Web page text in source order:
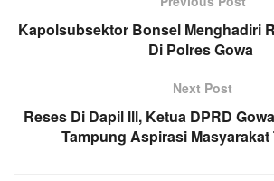
Kapolsubsektor Bonsel Menghadiri
Di Polres Gowa
Next Post
Reses Di Dapil lll, Ketua DPRD
Tampung Aspirasi